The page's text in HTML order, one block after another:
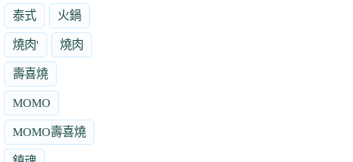
泰式 火鍋
燒肉' 燒肉
壽喜燒
MOMO
MOMO壽喜燒